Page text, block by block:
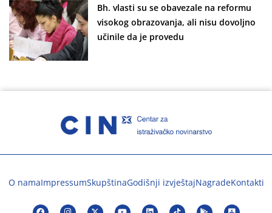
Bh. vlasti su se obavezale na reformu
visokog obrazovanja, ali nisu dovoljno
učinile da je provedu
O namaImpressumSkupštinaGodišnji izvještajNagradeKontakti